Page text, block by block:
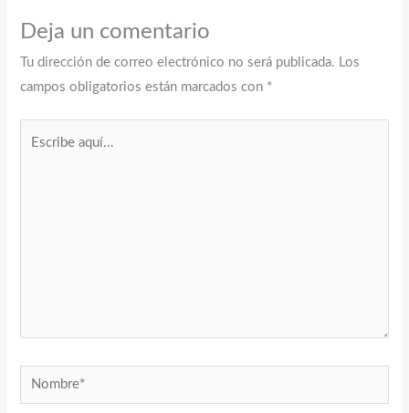
Deja un comentario
Tu dirección de correo electrónico no será publicada. Los
campos obligatorios están marcados con *
Nombre*